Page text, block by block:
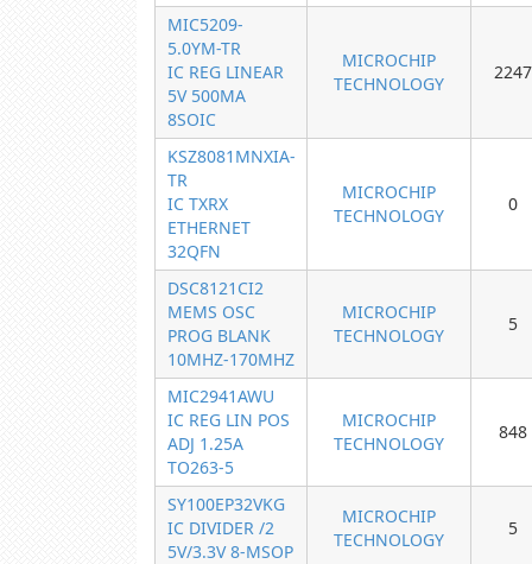
MIC5209-
5.0YM-TR
IC REG LINEAR
5V 500MA
8SOIC
MICROCHIP
TECHNOLOGY
2247
KSZ8081MNXIA-
TR
IC TXRX
ETHERNET
32QFN
MICROCHIP
TECHNOLOGY
0
DSC8121CI2
MEMS OSC
PROG BLANK
10MHZ-170MHZ
MICROCHIP
TECHNOLOGY
5
MIC2941AWU
IC REG LIN POS
ADJ 1.25A
TO263-5
MICROCHIP
TECHNOLOGY
848
SY100EP32VKG
IC DIVIDER /2
5V/3.3V 8-MSOP
MICROCHIP
TECHNOLOGY
5